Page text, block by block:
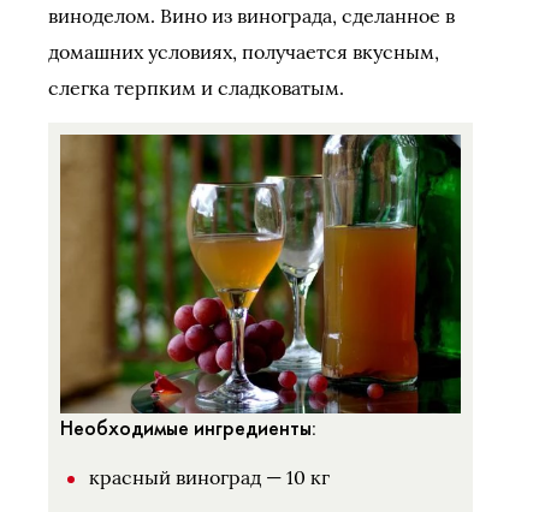
виноделом. Вино из винограда, сделанное в
домашних условиях, получается вкусным,
слегка терпким и сладковатым.
Необходимые ингредиенты:
красный виноград — 10 кг